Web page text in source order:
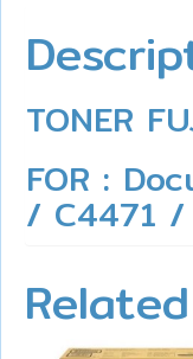
TONER
FOR :
/ C4471 /